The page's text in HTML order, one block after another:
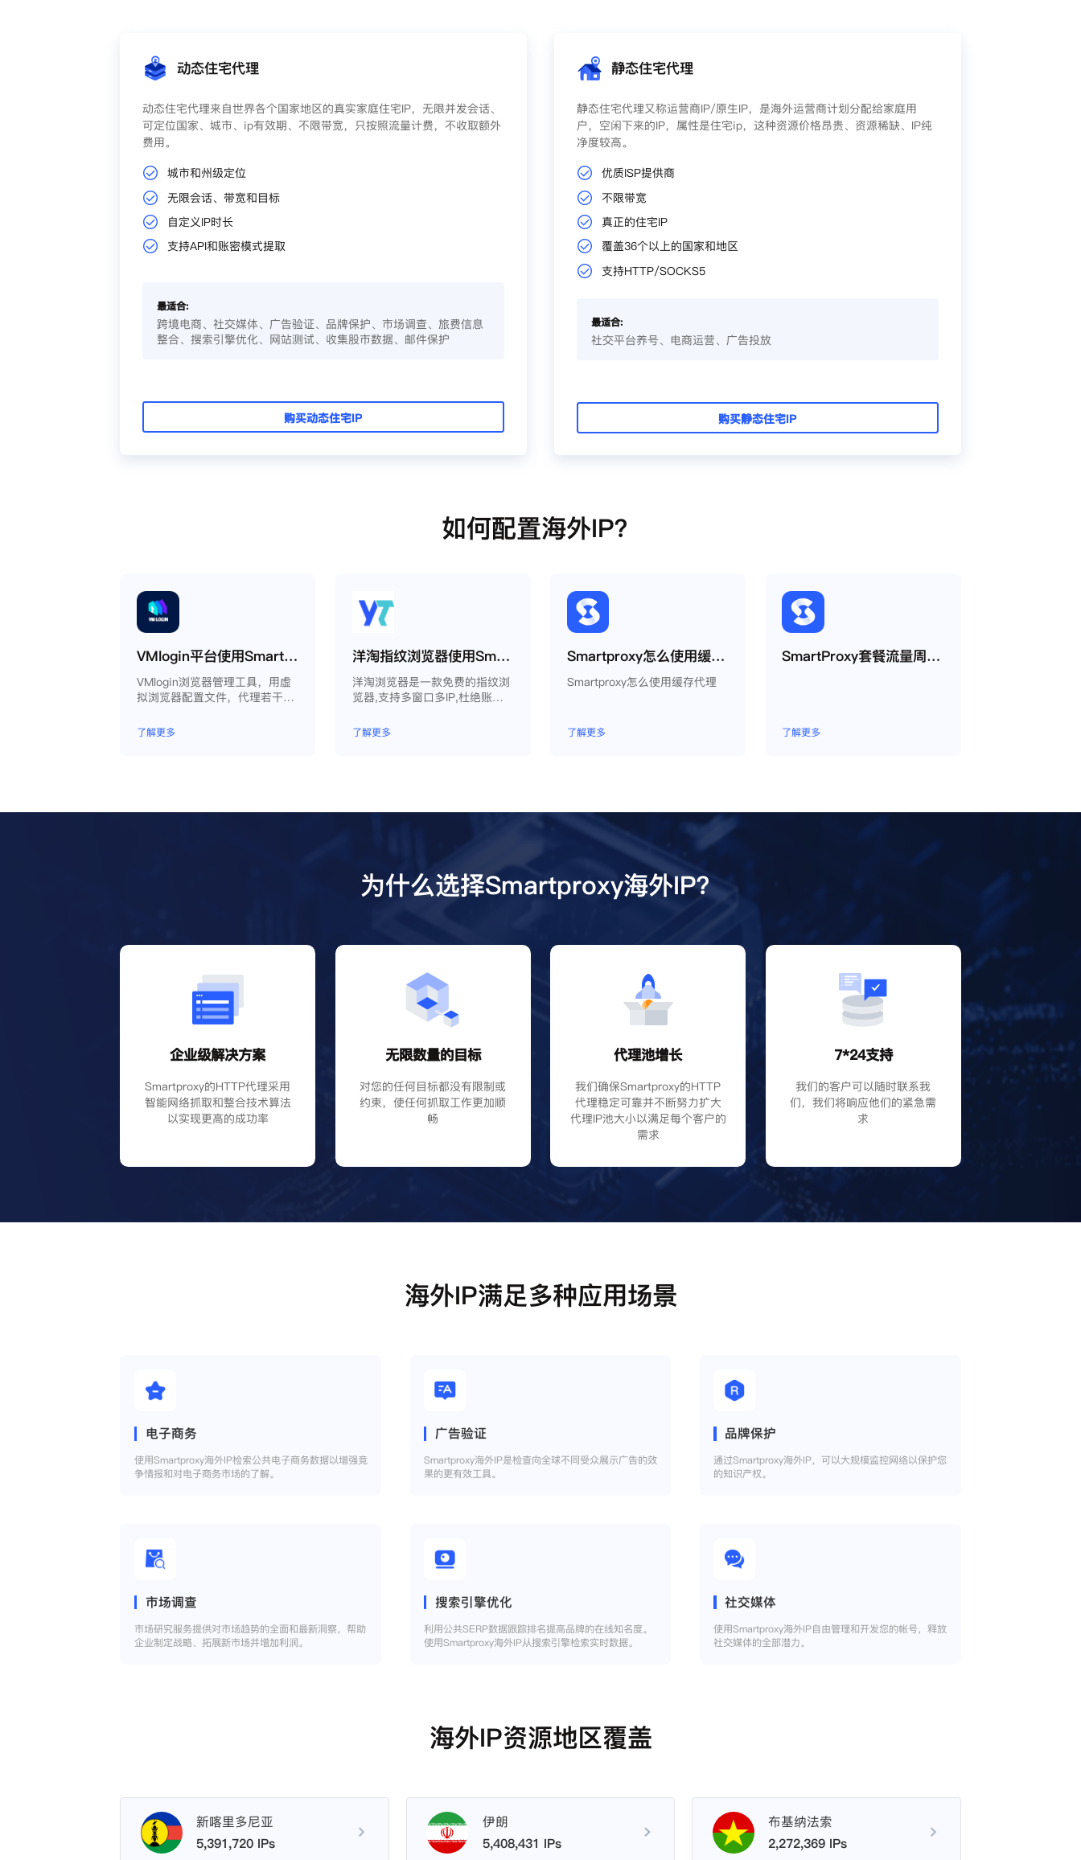
动态住宅代理
动态住宅代理来自世界各个国家地区的真实家庭住宅IP，无限并发会话、
可定位国家、城市、ip有效期、不限带宽，只按照流量计费，不收取额外
费用。
城市和州级定位
无限会话、带宽和目标
自定义IP时长
支持API和账密模式提取
最适合:
跨境电商、社交媒体、广告验证、品牌保护、市场调查、旅费信息
整合、搜索引擎优化、网站测试、收集股市数据、邮件保护
购买动态住宅IP
静态住宅代理
静态住宅代理又称运营商IP/原生IP，是海外运营商计划分配给家庭用
户，空闲下来的IP，属性是住宅ip，这种资源价格昂贵、资源稀缺、IP纯
净度较高。
优质ISP提供商
不限带宽
真正的住宅IP
覆盖36个以上的国家和地区
支持HTTP/SOCKS5
最适合:
社交平台养号、电商运营、广告投放
购买静态住宅IP
如何配置海外IP？
VMlogin平台使用Smartproxy教程
VMlogin浏览器管理工具，用虚
拟浏览器配置文件，代理若干电
了解更多
洋淘指纹浏览器使用Smartproxy教程
洋淘浏览器是一款免费的指纹浏
览器,支持多窗口多IP,杜绝账户
了解更多
Smartproxy怎么使用缓存代理
Smartproxy怎么使用缓存代理
了解更多
SmartProxy套餐流量周期如何运作？
了解更多
为什么选择Smartproxy海外IP？
企业级解决方案
Smartproxy的HTTP代理采用
智能网络抓取和整合技术算法
以实现更高的成功率
无限数量的目标
对您的任何目标都没有限制或
约束，使任何抓取工作更加顺
畅
代理池增长
我们确保Smartproxy的HTTP
代理稳定可靠并不断努力扩大
代理IP池大小以满足每个客户的
需求
7*24支持
我们的客户可以随时联系我
们，我们将响应他们的紧急需
求
海外IP满足多种应用场景
电子商务
使用Smartproxy海外IP检索公共电子商务数据以增强竞
争情报和对电子商务市场的了解。
广告验证
Smartproxy海外IP是检查向全球不同受众展示广告的效
果的更有效工具。
品牌保护
通过Smartproxy海外IP，可以大规模监控网络以保护您
的知识产权。
市场调查
市场研究服务提供对市场趋势的全面和最新洞察，帮助
企业制定战略、拓展新市场并增加利润。
搜索引擎优化
利用公共SERP数据跟踪排名提高品牌的在线知名度。
使用Smartproxy海外IP从搜索引擎检索实时数据。
社交媒体
使用Smartproxy海外IP自由管理和开发您的帐号，释放
社交媒体的全部潜力。
海外IP资源地区覆盖
新喀里多尼亚
5,391,720 IPs
伊朗
5,408,431 IPs
布基纳法索
2,272,369 IPs